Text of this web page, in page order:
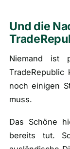
Und die
Niemand ist
noch einigen
muss.
Das Schöne
bereits tut.